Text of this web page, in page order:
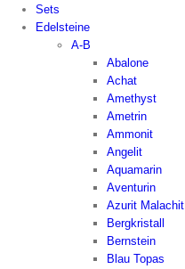
Sets
Edelsteine
A-B
Abalone
Achat
Amethyst
Ametrin
Ammonit
Angelit
Aquamarin
Aventurin
Azurit Malachit
Bergkristall
Bernstein
Blau Topas